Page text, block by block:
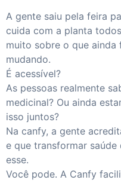
A gente saiu pela feira
cuida com a planta
muito sobre o que
mudando.
É acessível?
As pessoas realmente
medicinal? Ou ainda
isso juntos?
Na canfy, a gente
e que transformar
esse.
Você pode. A Canfy